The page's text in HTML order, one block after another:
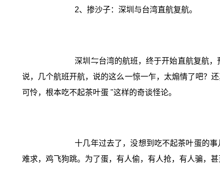
2、掺沙子：深圳与台湾直航复航。
深圳⇋台湾的航班，终于开始直航复航，
说，几个航班开航，说的这么一惊一乍，太煽情了吧？
可怜，根本吃不起茶叶蛋 "这样的奇谈怪论。
十几年过去了，没想到吃不起茶叶蛋的
难求，鸡飞狗跳。为了蛋，有人偷，有人抢，有人骗，